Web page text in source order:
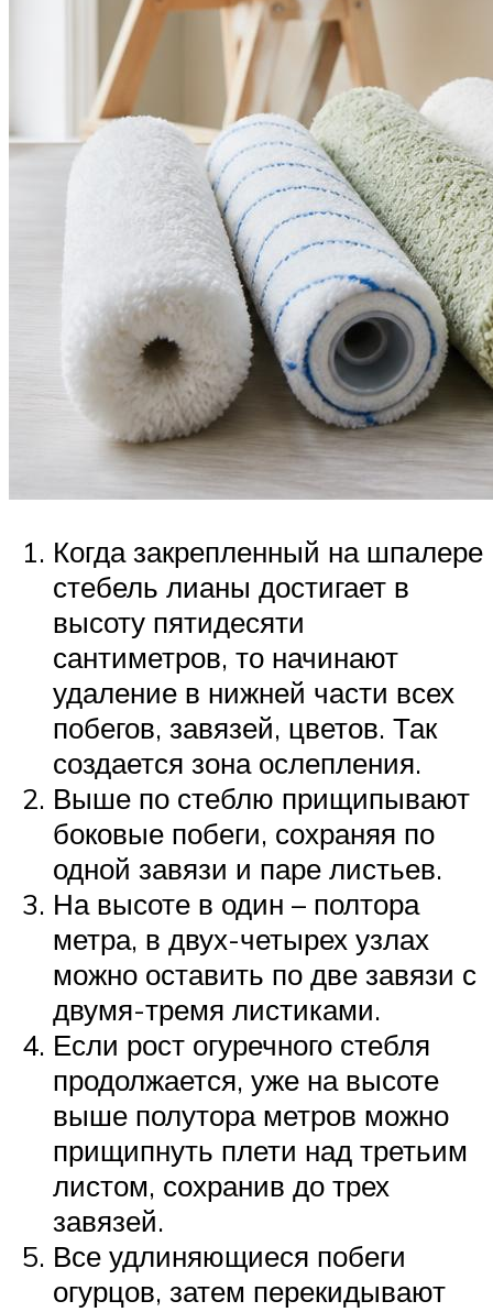
Когда закрепленный на шпалере
стебель лианы достигает в
высоту пятидесяти
сантиметров, то начинают
удаление в нижней части всех
побегов, завязей, цветов. Так
создается зона ослепления.
Выше по стеблю прищипывают
боковые побеги, сохраняя по
одной завязи и паре листьев.
На высоте в один – полтора
метра, в двух-четырех узлах
можно оставить по две завязи с
двумя-тремя листиками.
Если рост огуречного стебля
продолжается, уже на высоте
выше полутора метров можно
прищипнуть плети над третьим
листом, сохранив до трех
завязей.
Все удлиняющиеся побеги
огурцов, затем перекидывают